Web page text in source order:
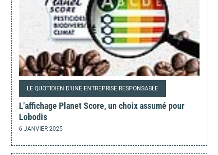
LE QUOTIDIEN D'UNE ENTREPRISE RESPONSABLE
L'affichage Planet Score, un choix assumé pour
Lobodis
6 JANVIER 2025